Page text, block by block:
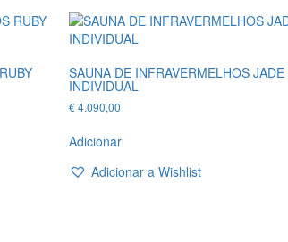
SAUNA DE INFRAVERMELHOS JADE
INDIVIDUAL
€4.090,00
Adicionar
Adicionar a Wishlist